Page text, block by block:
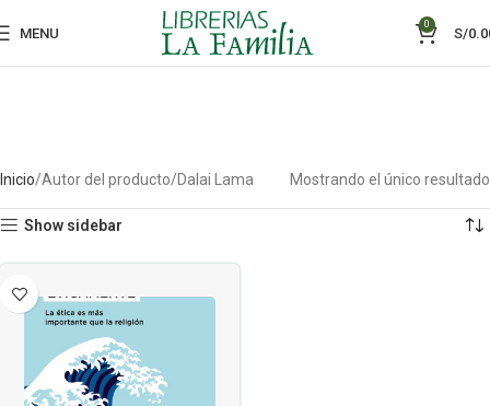
MENU
0
S/
Inicio Autor del producto Dalai Lama Mostrando el único resultado
Show sidebar